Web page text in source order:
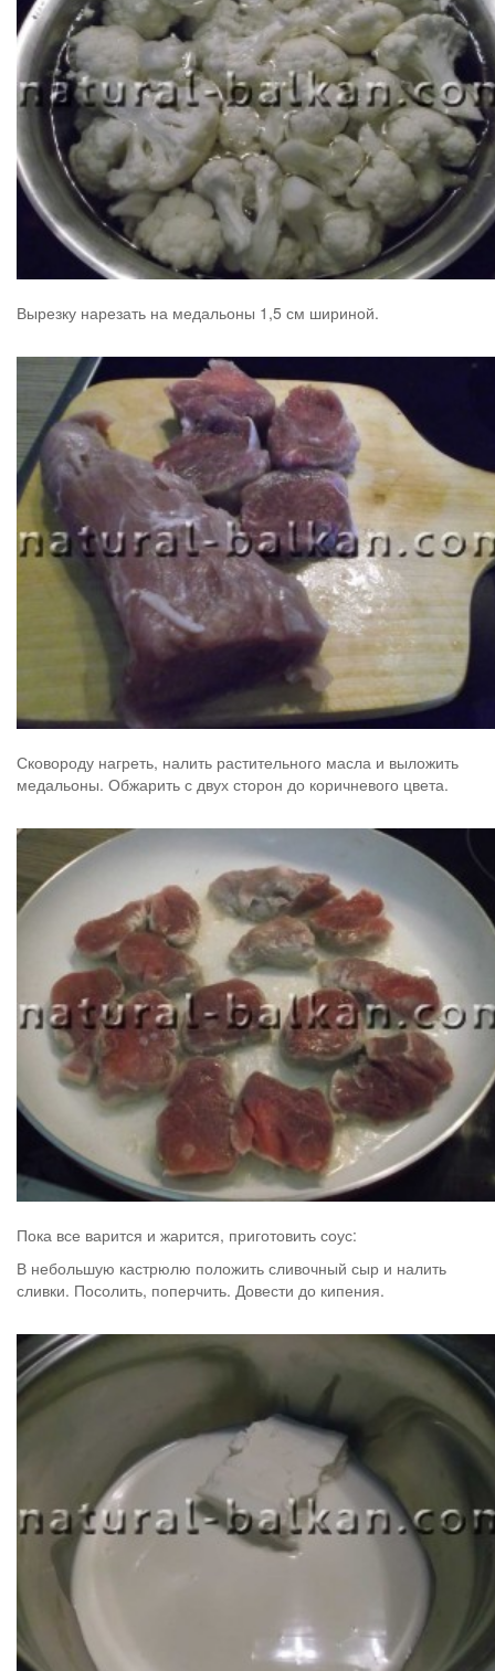
Вырезку нарезать на медальоны 1,5 см шириной.
Сковороду нагреть, налить растительного масла и выложить
медальоны. Обжарить с двух сторон до коричневого цвета.
Пока все варится и жарится, приготовить соус:
В небольшую кастрюлю положить сливочный сыр и налить
сливки. Посолить, поперчить. Довести до кипения.